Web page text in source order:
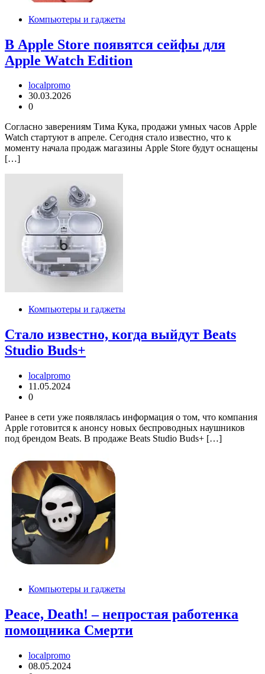
Компьютеры и гаджеты
В Apple Store появятся сейфы для
Apple Watch Edition
localpromo
30.03.2026
0
Согласно заверениям Тима Кука, продажи умных часов Apple
Watch стартуют в апреле. Сегодня стало известно, что к
моменту начала продаж магазины Apple Store будут оснащены
[…]
Компьютеры и гаджеты
Стало известно, когда выйдут Beats
Studio Buds+
localpromo
11.05.2024
0
Ранее в сети уже появлялась информация о том, что компания
Apple готовится к анонсу новых беспроводных наушников
под брендом Beats. В продаже Beats Studio Buds+ […]
Компьютеры и гаджеты
Peace, Death! – непростая работенка
помощника Смерти
localpromo
08.05.2024